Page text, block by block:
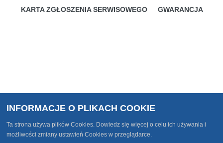
KARTA ZGŁOSZENIA SERWISOWEGO GWARANCJA
INFORMACJE O PLIKACH COOKIE
Ta strona używa plików Cookies. Dowiedz się więcej o celu ich używania i
możliwości zmiany ustawień Cookies w przeglądarce.
Nortec © All Rights Reserved.
Nortec | ul. Świerkowa 32, 62-020 Rabowice | woj. wielkopolskie | tel.: 618780101 |